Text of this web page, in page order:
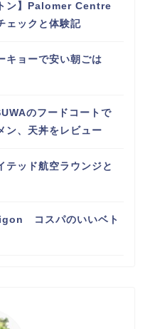
ン】Palomer Centre
ェックと体験記
キョーで安い朝ごは
のフードコートで
ン、天丼をレビュー
テッド航空ラウンジと
コスパのいいベト